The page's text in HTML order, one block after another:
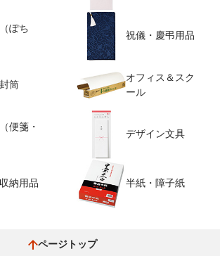
ぽち
祝儀・慶弔用品
筒
オフィス＆スク
ール
便箋・
デザイン文具
納用品 半紙・障子紙
ページトップ